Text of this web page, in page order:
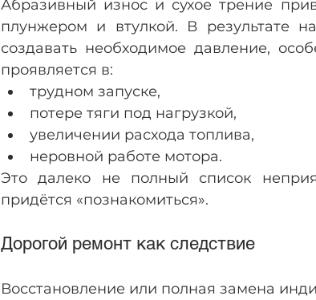
Абразивный износ и сухое трение
плунжером и втулкой. В результате
создавать необходимое давление,
проявляется в:
трудном запуске,
потере тяги под нагрузкой,
увеличении расхода топлива,
неровной работе мотора.
Это далеко не полный список
придётся «познакомиться».
Дорогой ремонт как следствие
Восстановление или полная замена